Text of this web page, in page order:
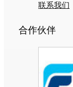
联系我们
合作伙伴